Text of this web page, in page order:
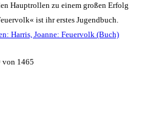
Hauptrollen zu einem großen Erfolg
ist ihr erstes Jugendbuch.
Harris, Joanne: Feuervolk (Buch)
von 1465